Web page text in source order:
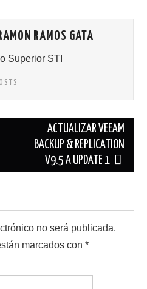
RAMOS GATA
Superior STI
ACTUALIZAR VEEAM
BACKUP & REPLICATION
V9.5 A UPDATE 1
no será publicada.
marcados con*